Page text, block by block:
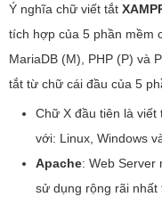
Cách cài đặt
Khởi động XAMPP
Chạy Website trên
Tạo cơ sở dữ liệu
Ý nghĩa chữ viết tắt
tích hợp của 5 phần mềm
MariaDB (M), PHP (P) và
tắt từ chữ cái đầu của 5
Chữ X đầu tiên là viết
với: Linux, Windows
Apache: Web Server
sử dụng rộng rãi nhất